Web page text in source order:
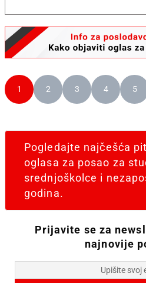
1 2 3 4 5
Pogledajte najčešća
oglasa za posao za
srednjoškolce i
godina.
Prijavite se za
najnovije